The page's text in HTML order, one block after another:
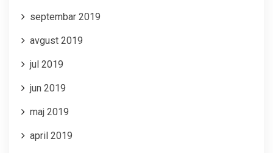
septembar 2019
avgust 2019
jul 2019
jun 2019
maj 2019
april 2019